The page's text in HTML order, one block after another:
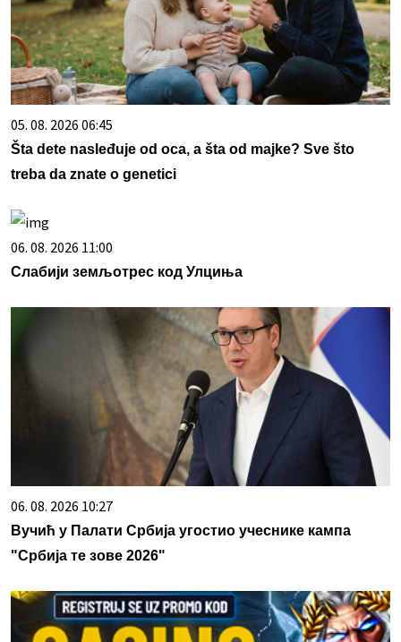
05. 08. 2026 06:45
Šta dete nasleđuje od oca, a šta od majke? Sve što
treba da znate o genetici
06. 08. 2026 11:00
Слабији земљотрес код Улциња
06. 08. 2026 10:27
Вучић у Палати Србија угостио учеснике кампа
"Србија те зове 2026"